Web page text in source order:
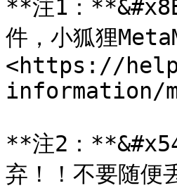
**注1：
件，小狐狸
<https://
information/
**注2：
弃！！不要随便